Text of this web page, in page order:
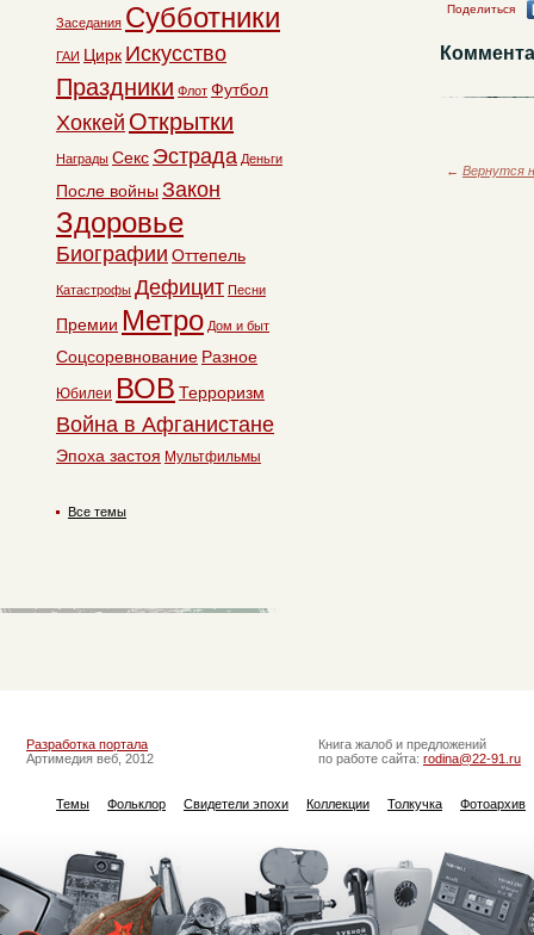
Поделиться
← Вернутся
Заседания Субботники
ГАИ Цирк Искусство
Праздники Флот Футбол
Хоккей Открытки
Награды Секс Эстрада Деньги
После войны Закон
Здоровье
Биографии Оттепель
Катастрофы Дефицит Песни
Премии Метро Дом и быт
Соцсоревнование Разное
Юбилеи ВОВ Терроризм
Война в Афганистане
Эпоха застоя Мультфильмы
Все темы
Разработка портала
Артимедия веб, 2012
Книга жалоб и предложений
по работе сайта: rodina@22-91.ru
Темы Фольклор Свидетели эпохи Коллекции Толкучка Фотоархив